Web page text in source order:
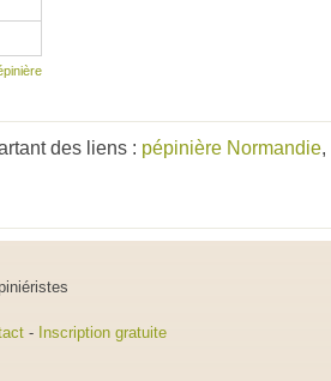
des liens : pépinière Normandie,
- Inscription gratuite